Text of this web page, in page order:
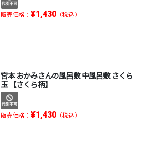
販売価格： ¥1,430（税込）
宮本 おかみさんの風呂敷 中風呂敷 さくら
玉 【さくら柄】
販売価格： ¥1,430（税込）